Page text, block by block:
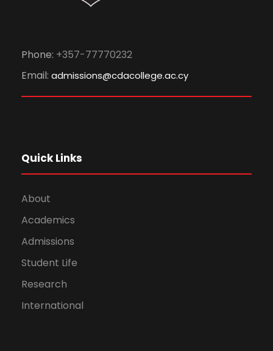
Phone: +357-77770232
Email: admissions@cdacollege.ac.cy
Quick Links
About
Academics
Admissions
Student Life
Research
International